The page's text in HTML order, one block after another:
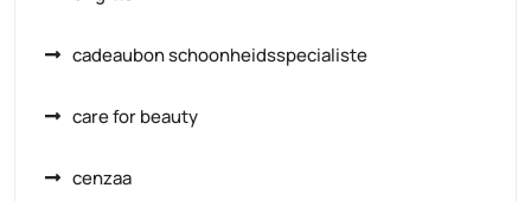
cadeaubon schoonheidsspecialiste
care for beauty
cenzaa